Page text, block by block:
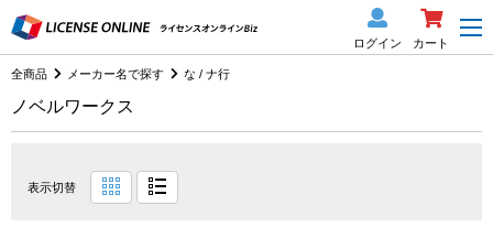
ログイン カート
全商品 メーカー名で探す な / ナ行
ノベルワークス
表示切替